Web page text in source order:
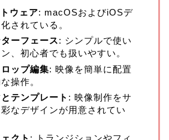
ウェア: macOSおよびiOSデ
されている。
ーフェース: シンプルで使い
、初心者でも扱いやすい。
ップ編集: 映像を簡単に配置
操作。
テンプレート : 映像制作をサ
なデザインが用意されてい